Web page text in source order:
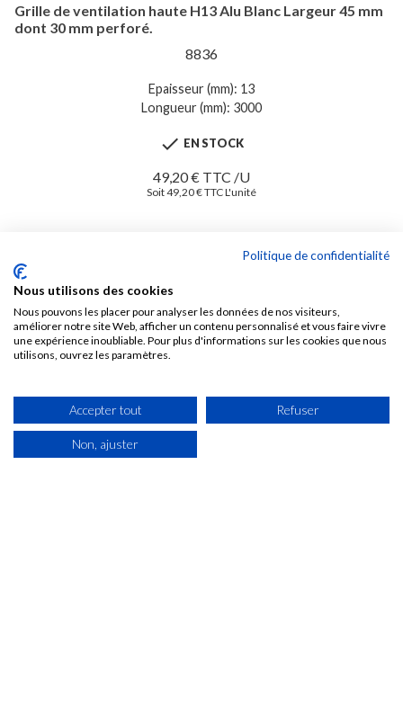
Grille de ventilation haute H13 Alu Blanc Largeur 45 mm
dont 30 mm perforé.
8836
Epaisseur (mm): 13
Longueur (mm): 3000
 EN STOCK
49,20 € TTC /U
Soit 49,20 € TTC L'unité
Politique de confidentialité
Nous utilisons des cookies
Nous pouvons les placer pour analyser les données de nos visiteurs,
améliorer notre site Web, afficher un contenu personnalisé et vous faire vivre
une expérience inoubliable. Pour plus d'informations sur les cookies que nous
utilisons, ouvrez les paramètres.
Accepter tout Refuser
Non, ajuster